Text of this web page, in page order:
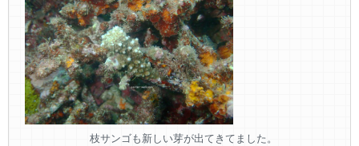
枝サンゴも新しい芽が出てきてました。